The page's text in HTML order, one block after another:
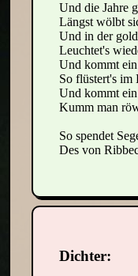
Und die Jahre
Längst wölbt
Und in der
Leuchtet's
Und kommt
So flüstert's im
Und kommt
Kumm man
So spendet
Des von
Dichter: